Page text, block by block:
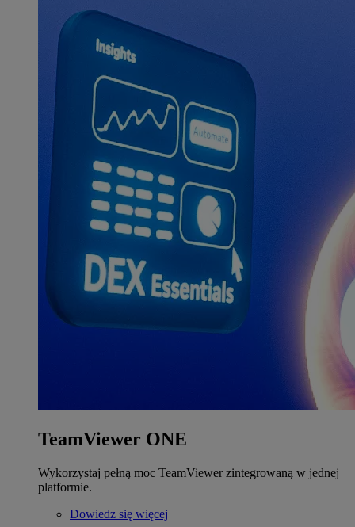
TeamViewer ONE
Wykorzystaj pełną moc TeamViewer zintegrowaną w jednej
platformie.
Dowiedz się więcej